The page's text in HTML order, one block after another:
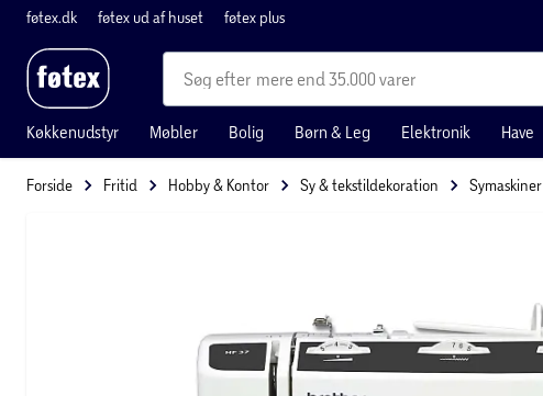
føtex.dk føtex ud af huset føtex plus
mere end 35.000 varer
Køkkenudstyr Møbler Bolig Børn & Leg Elektronik Have
Forside Fritid Hobby & Kontor Sy & tekstildekoration Symaskiner